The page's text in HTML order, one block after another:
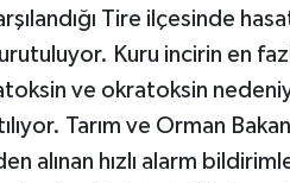
Tire ilçesinde
Kuru incirin en
ve okratoksin
Tarım ve Orman
alınan hızlı alarm